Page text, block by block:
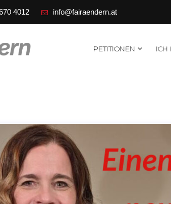
4012 info@fairaendern.at
PETITIONEN ICH